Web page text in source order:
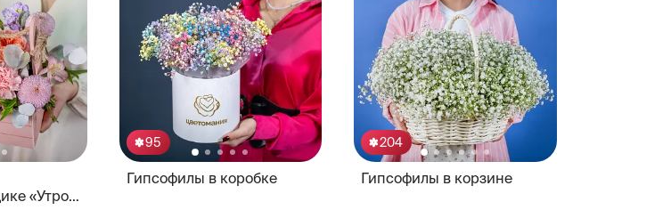
«Утро
95
Гипсофилы в коробке
204
Гипсофилы в корзине